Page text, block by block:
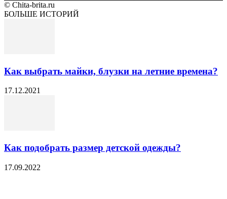
© Chita-brita.ru
БОЛЬШЕ ИСТОРИЙ
Как выбрать майки, блузки на летние времена?
17.12.2021
Как подобрать размер детской одежды?
17.09.2022